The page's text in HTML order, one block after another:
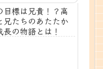
目標は兄貴！？高
兄たちのあたたか
長の物語とは！